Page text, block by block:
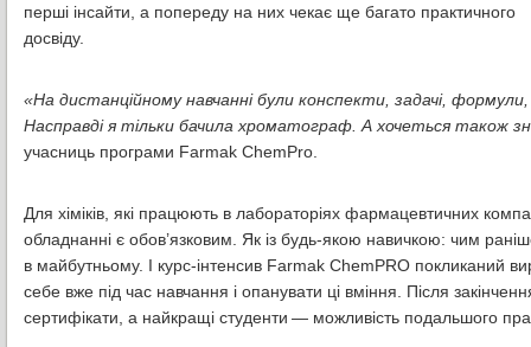
перші інсайти, а попереду на них чекає ще багато практичного
досвіду.
«На дистанційному навчанні були конспекти, задачі,
Насправді я тільки бачила хроматограф. А хочеться також
учасниць програми Farmak ChemPro.
Для хіміків, які працюють в лабораторіях фармацевтичних
обладнанні є обов’язковим. Як із будь-якою навичкою: чим
в майбутньому. І курс-інтенсив Farmak ChemPRO покликаний
себе вже під час навчання і опанувати ці вміння. Після
сертифікати, а найкращі студенти — можливість подальшого